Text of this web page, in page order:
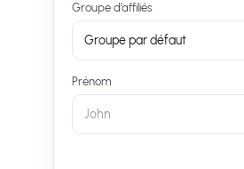
Groupe d’affiliés
Groupe par défaut
Prénom
John